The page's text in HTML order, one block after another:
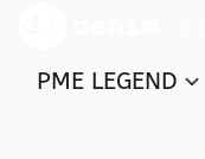
PME LEGEND